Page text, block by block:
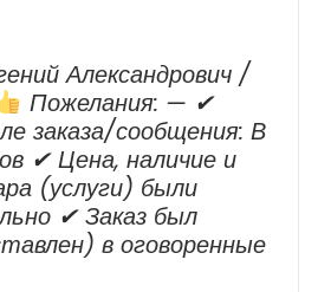
Александрович /
Пожелания: — ✔
заказа/сообщения: В
✔ Цена, наличие и
(услуги) были
✔ Заказ был
в оговоренные